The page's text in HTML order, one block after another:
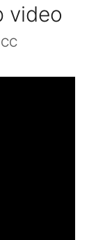
video